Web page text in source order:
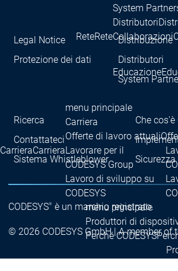
ReteRete
System
Distributori
Collaborazioni
Educazione
CarrieraCarriera
menu principale
Carriera
Offerte di lavoro attuali
Lavorare per il
CODESYS Group
Lavoro di sviluppo su
CODESYS
menu principale
Produttori di
Perché CODESYS
Legal Notice
Protezione dei dati
Distribuzione
Distributori
System
Ricerca
Contattateci
Sistema Whistleblower
Che cos'è
Sicurezza
CODESYS®è un marchio registrato.
© 2026 CODESYS GmbH | A member of